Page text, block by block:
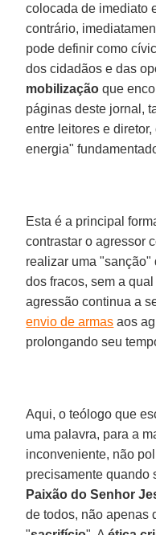
colocada de imediato
contrário,
pode definir como
dos cidadãos e das
mobilização que
páginas deste jornal,
entre leitores e
energia"
Esta é a principal
contrastar o agressor
realizar uma
dos fracos, sem a
agressão continua a
envio de armas aos
prolongando seu
Aqui, o teólogo que
uma palavra, para a
inconveniente, não
precisamente quando
Paixão do Senhor
de todos, não apenas